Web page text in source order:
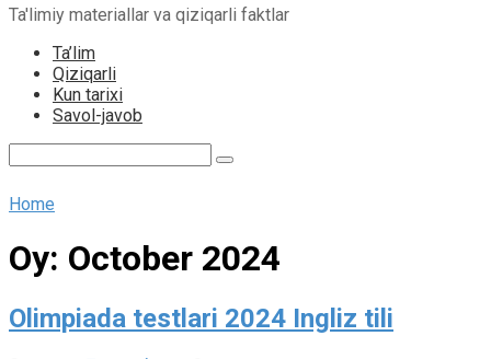
content
Ta'limiy materiallar va qiziqarli faktlar
Ta’lim
Qiziqarli
Kun tarixi
Savol-javob
Home
Oy: October 2024
Olimpiada testlari 2024 Ingliz tili